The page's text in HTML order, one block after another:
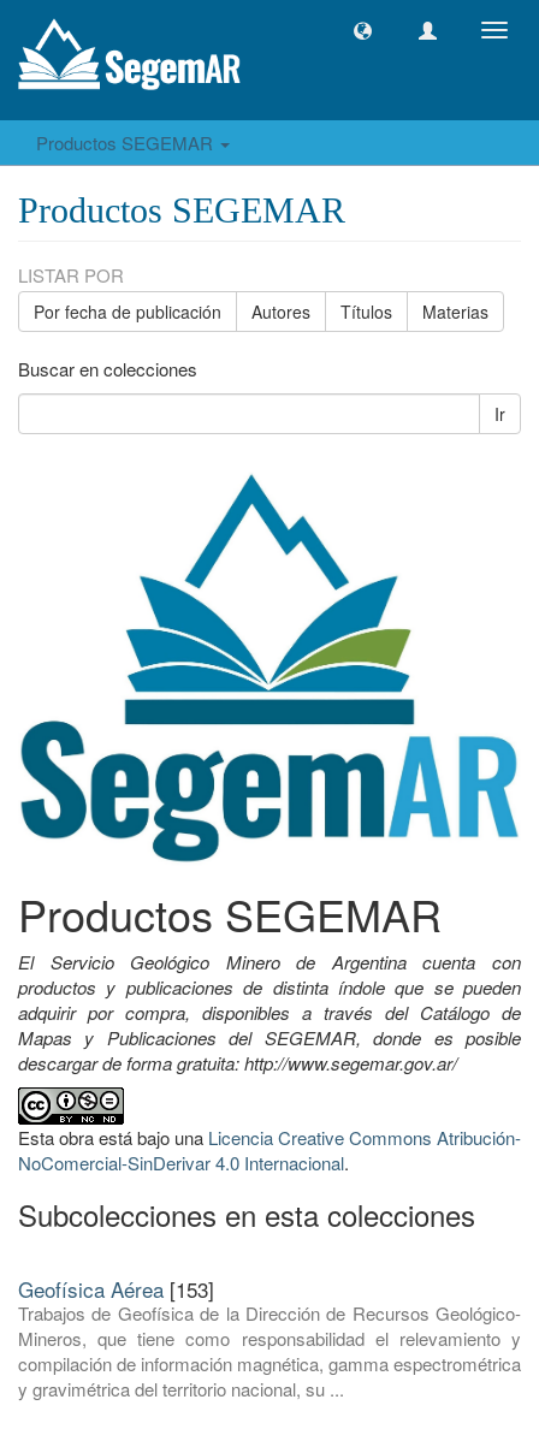
Productos SEGEMAR
Productos SEGEMAR
LISTAR POR
Por fecha de publicación Autores Títulos Materias
Buscar en colecciones
Ir
Productos SEGEMAR
El Servicio Geológico Minero de Argentina cuenta con
productos y publicaciones de distinta índole que se pueden
adquirir por compra, disponibles a través del Catálogo de
Mapas y Publicaciones del SEGEMAR, donde es posible
descargar de forma gratuita: http://www.segemar.gov.ar/
Esta obra está bajo una Licencia Creative Commons Atribución-
NoComercial-SinDerivar 4.0 Internacional.
Subcolecciones en esta colecciones
Geofísica Aérea [153]
Trabajos de Geofísica de la Dirección de Recursos Geológico-
Mineros, que tiene como responsabilidad el relevamiento y
compilación de información magnética, gamma espectrométrica
y gravimétrica del territorio nacional, su ...